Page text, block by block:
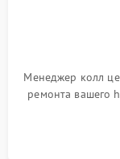
Менеджер колл
ремонта вашего